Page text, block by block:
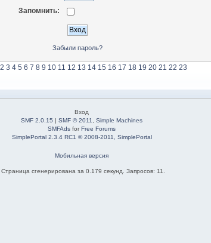
Запомнить:
Забыли пароль?
2 3 4 5 6 7 8 9 10 11 12 13 14 15 16 17 18 19 20 21 22 23
Вход
SMF 2.0.15 |SMF © 2011 ,Simple Machines
SMFAds forFree Forums
SimplePortal 2.3.4 RC1 © 2008-2011, SimplePortal
Мобильная версия
Страница сгенерирована за 0.179 секунд. Запросов: 11.